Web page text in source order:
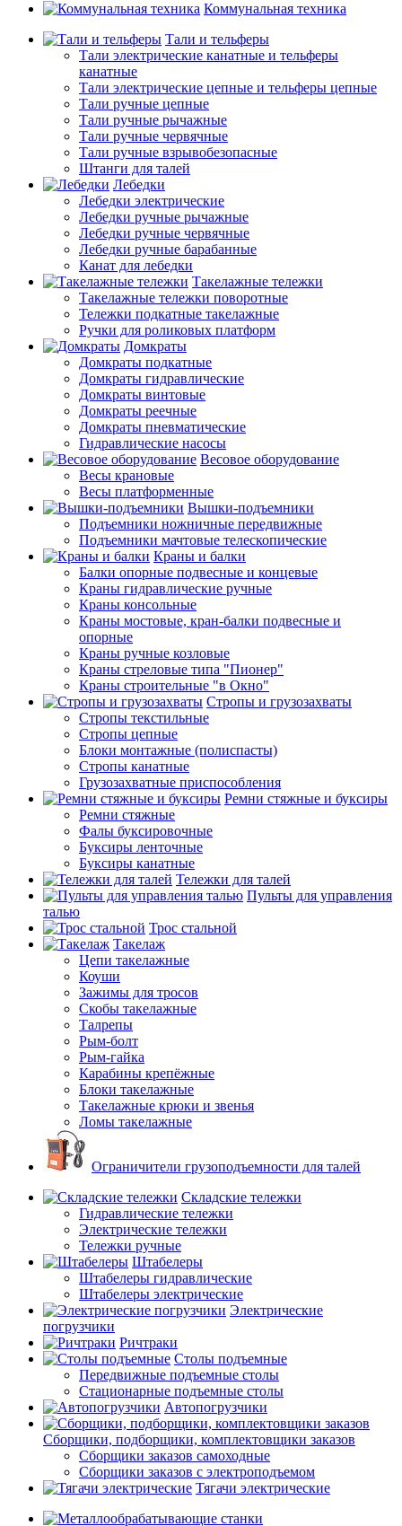
Коммунальная техника
Тали и тельферы
Тали электрические канатные и тельферы
канатные
Тали электрические цепные и тельферы цепные
Тали ручные цепные
Тали ручные рычажные
Тали ручные червячные
Тали ручные взрывобезопасные
Штанги для талей
Лебедки
Лебедки электрические
Лебедки ручные рычажные
Лебедки ручные червячные
Лебедки ручные барабанные
Канат для лебедки
Такелажные тележки
Такелажные тележки поворотные
Тележки подкатные такелажные
Ручки для роликовых платформ
Домкраты
Домкраты подкатные
Домкраты гидравлические
Домкраты винтовые
Домкраты реечные
Домкраты пневматические
Гидравлические насосы
Весовое оборудование
Весы крановые
Весы платформенные
Вышки-подъемники
Подъемники ножничные передвижные
Подъемники мачтовые телескопические
Краны и балки
Балки опорные подвесные и концевые
Краны гидравлические ручные
Краны консольные
Краны мостовые, кран-балки подвесные и
опорные
Краны ручные козловые
Краны стреловые типа "Пионер"
Краны строительные "в Окно"
Стропы и грузозахваты
Стропы текстильные
Стропы цепные
Блоки монтажные (полиспасты)
Стропы канатные
Грузозахватные приспособления
Ремни стяжные и буксиры
Ремни стяжные
Фалы буксировочные
Буксиры ленточные
Буксиры канатные
Тележки для талей
Пульты для управления
талью
Трос стальной
Такелаж
Цепи такелажные
Коуши
Зажимы для тросов
Скобы такелажные
Талрепы
Рым-болт
Рым-гайка
Карабины крепёжные
Блоки такелажные
Такелажные крюки и звенья
Ломы такелажные
Ограничители грузоподъемности для талей
Складские тележки
Гидравлические тележки
Электрические тележки
Тележки ручные
Штабелеры
Штабелеры гидравлические
Штабелеры электрические
Электрические
погрузчики
Ричтраки
Столы подъемные
Передвижные подъемные столы
Стационарные подъемные столы
Автопогрузчики
Сборщики, подборщики, комплектовщики заказов
Сборщики заказов самоходные
Сборщики заказов с электроподъемом
Тягачи электрические